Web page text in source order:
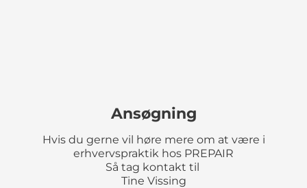
Ansøgning
Hvis du gerne vil høre mere om at være i
erhvervspraktik hos PREPAIR
Så tag kontakt til
Tine Vissing